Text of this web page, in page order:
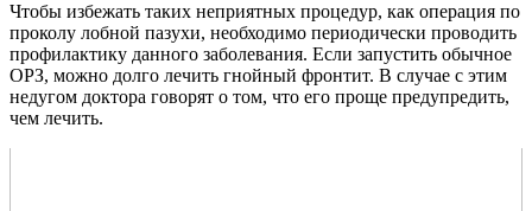
Чтобы избежать таких неприятных процедур, как операция по
проколу лобной пазухи, необходимо периодически проводить
профилактику данного заболевания. Если запустить обычное
ОРЗ, можно долго лечить гнойный фронтит. В случае с этим
недугом доктора говорят о том, что его проще предупредить,
чем лечить.